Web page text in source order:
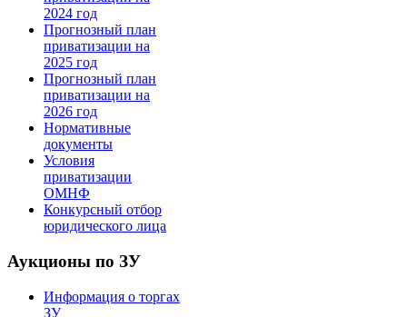
2024 год
Прогнозный план
приватизации на
2025 год
Прогнозный план
приватизации на
2026 год
Нормативные
документы
Условия
приватизации
ОМНФ
Конкурсный отбор
юридического лица
Аукционы по ЗУ
Информация о торгах
ЗУ